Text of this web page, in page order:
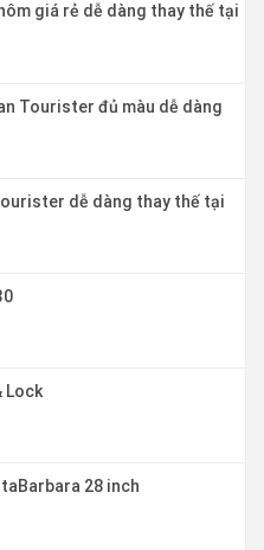
giá rẻ dễ dàng thay thế tại
Tourister đủ màu dễ dàng
dễ dàng thay thế tại
Lock
28 inch